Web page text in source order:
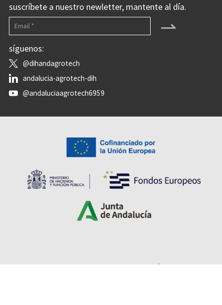
suscríbete a nuestro newletter, mantente al día.
⇀
síguenos:
@dihandagrotech
andalucia-agrotech-dih
@andaluciaagrotech6959
Accesibilidad Aviso legal Protección de datos